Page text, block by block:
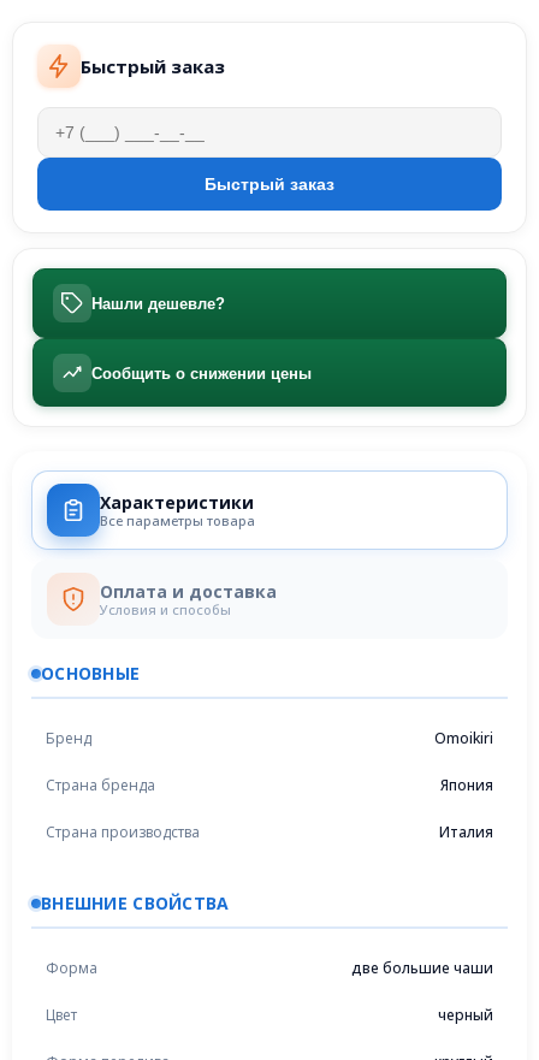
Быстрый заказ
Нашли дешевле?
Сообщить о снижении цены
Характеристики
Все параметры товара
Оплата и доставка
Условия и способы
ОСНОВНЫЕ
Бренд Omoikiri
Страна бренда Япония
Страна производства Италия
ВНЕШНИЕ СВОЙСТВА
Форма две большие чаши
Цвет черный